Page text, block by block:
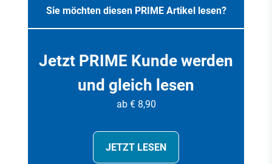
Sie möchten diesen PRIME Artikel lesen?
Jetzt PRIME Kunde werden
und gleich lesen
ab € 8,90
JETZT LESEN